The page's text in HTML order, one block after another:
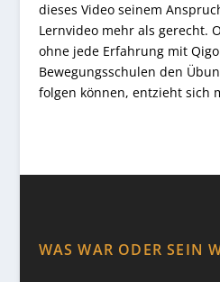
dieses Video seinem
Lernvideo mehr als gerecht.
ohne jede Erfahrung mit
Bewegungsschulen den
folgen können, entzieht sich
WAS WAR ODER SEIN